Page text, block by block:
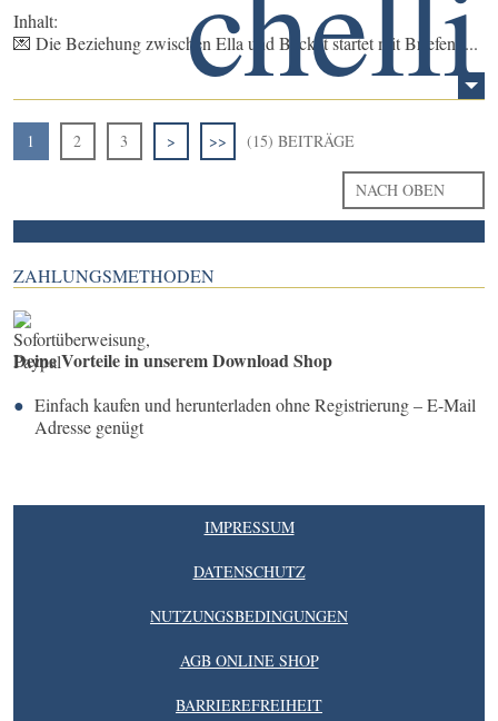
Inhalt:
💌 Die Beziehung zwischen Ella und Becket startet mit Briefen, ...
1 2 3 > >> (15) BEITRÄGE
NACH OBEN
ZAHLUNGSMETHODEN
Deine Vorteile in unserem Download Shop
Einfach kaufen und herunterladen ohne Registrierung – E-Mail
Adresse genügt
IMPRESSUM
DATENSCHUTZ
NUTZUNGSBEDINGUNGEN
AGB ONLINE SHOP
BARRIEREFREIHEIT